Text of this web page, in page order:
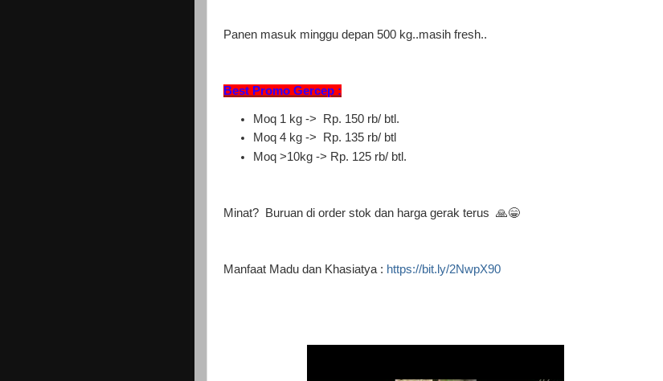
Panen masuk minggu depan 500 kg..masih fresh..
Best Promo Gercep :
Moq 1 kg -> Rp. 150 rb/ btl.
Moq 4 kg -> Rp. 135 rb/ btl
Moq >10kg -> Rp. 125 rb/ btl.
Minat? Buruan di order stok dan harga gerak terus 🙏😁
Manfaat Madu dan Khasiatya : https://bit.ly/2NwpX90